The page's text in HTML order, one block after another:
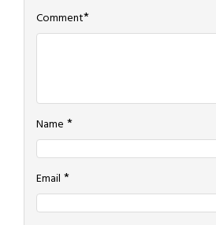
Comment*
Name *
Email *